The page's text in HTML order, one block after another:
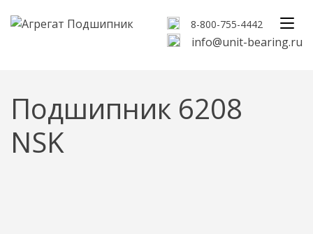
8-800-755-4442
info@unit-bearing.ru
Подшипник 6208
NSK